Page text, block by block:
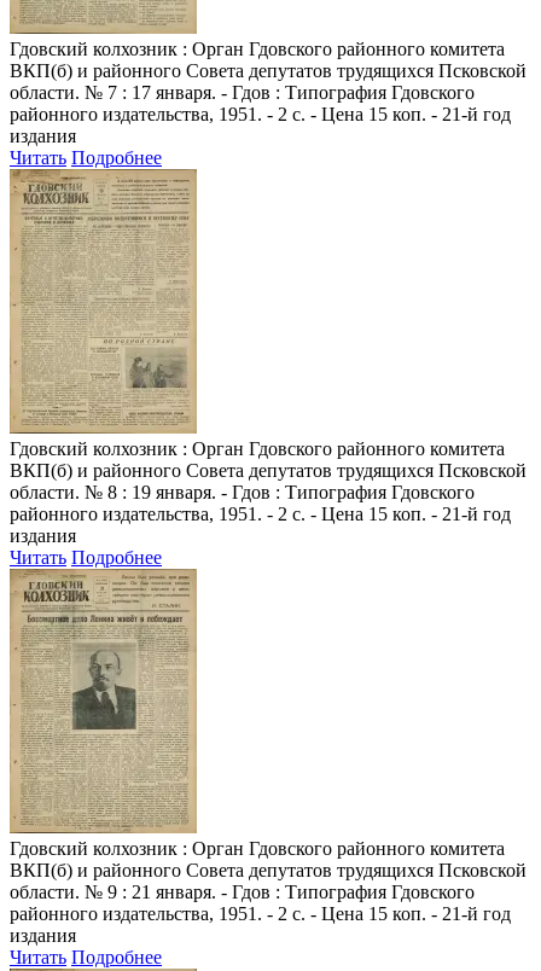
Гдовский колхозник : Орган Гдовского районного комитета
ВКП(б) и районного Совета депутатов трудящихся Псковской
области. № 7 : 17 января. - Гдов : Типография Гдовского
районного издательства, 1951. - 2 с. - Цена 15 коп. - 21-й год
издания
Читать Подробнее
Гдовский колхозник : Орган Гдовского районного комитета
ВКП(б) и районного Совета депутатов трудящихся Псковской
области. № 8 : 19 января. - Гдов : Типография Гдовского
районного издательства, 1951. - 2 с. - Цена 15 коп. - 21-й год
издания
Читать Подробнее
Гдовский колхозник : Орган Гдовского районного комитета
ВКП(б) и районного Совета депутатов трудящихся Псковской
области. № 9 : 21 января. - Гдов : Типография Гдовского
районного издательства, 1951. - 2 с. - Цена 15 коп. - 21-й год
издания
Читать Подробнее